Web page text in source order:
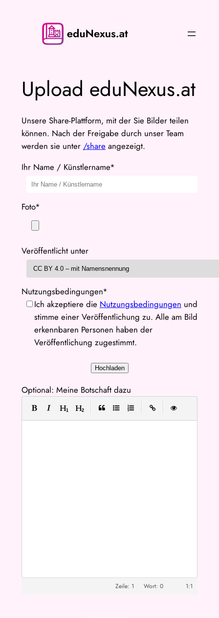
Upload eduNexus.at
Unsere Share-Plattform, mit der Sie Bilder teilen
können. Nach der Freigabe durch unser Team
werden sie unter /share angezeigt.
Ihr Name / Künstlername*
Foto*
Veröffentlicht unter
Nutzungsbedingungen*
Ich akzeptiere die Nutzungsbedingungen und
stimme einer Veröffentlichung zu. Alle am Bild
erkennbaren Personen haben der
Veröffentlichung zugestimmt.
Optional: Meine Botschaft dazu
1 0 1:1